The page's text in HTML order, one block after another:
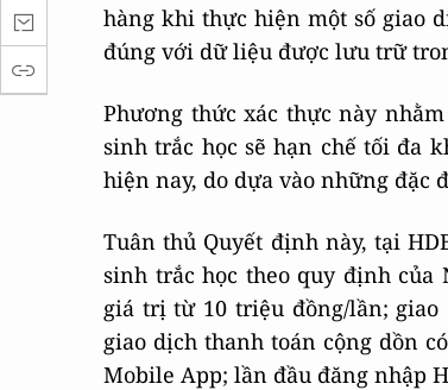
hàng khi thực hiện một số giao
đúng với dữ liệu được lưu trữ
Phương thức xác thực này
sinh trắc học sẽ hạn chế tối đa
hiện nay, do dựa vào những đặc
Tuân thủ Quyết định này, tại
sinh trắc học theo quy định của
giá trị từ 10 triệu đồng/lần;
giao dịch thanh toán cộng dồn
Mobile App; lần đầu đăng nhập